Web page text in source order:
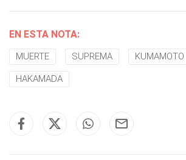
EN ESTA NOTA:
MUERTE SUPREMA KUMAMOTO
HAKAMADA